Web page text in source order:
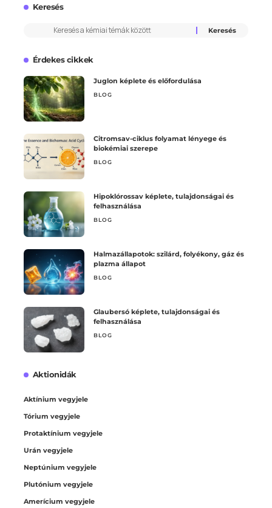
Keresés
Érdekes cikkek
Juglon képlete és előfordulása
BLOG
Citromsav-ciklus folyamat lényege és
biokémiai szerepe
BLOG
Hipoklórossav képlete, tulajdonságai és
felhasználása
BLOG
Halmazállapotok: szilárd, folyékony, gáz és
plazma állapot
BLOG
Glaubersó képlete, tulajdonságai és
felhasználása
BLOG
Aktionidák
Aktínium vegyjele
Tórium vegyjele
Protaktínium vegyjele
Urán vegyjele
Neptúnium vegyjele
Plutónium vegyjele
Amerícium vegyjele